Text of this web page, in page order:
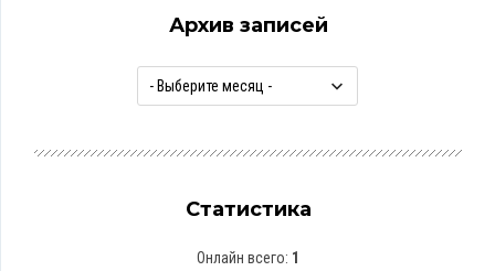
Архив записей
Статистика
Онлайн всего: 1